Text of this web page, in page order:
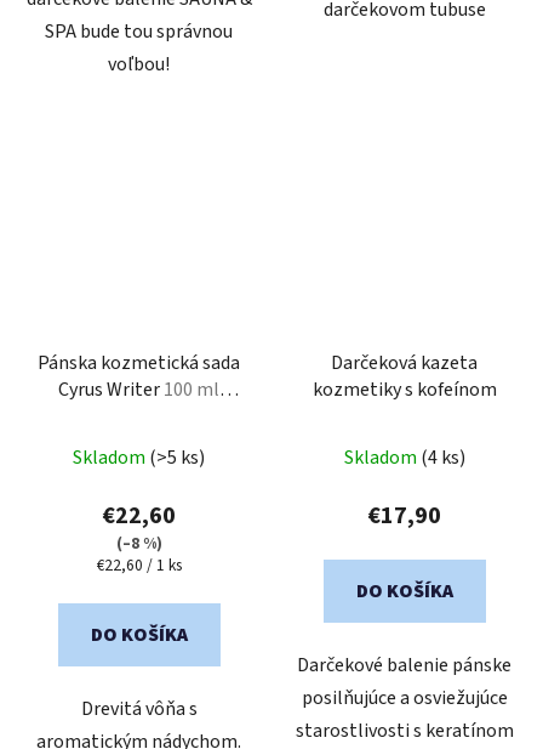
SPA bude tou správnou
voľbou!
darčekovom tubuse
Pánska kozmetická sada
Cyrus Writer100 ml
sprchovací gél
Skladom (>5 ks)
€22,60
(–8 %)
Jednotková
€22,60 / 1 ks
DO KOŠÍKA
Drevitá vôňa s
aromatickým nádychom.
Darčeková kazeta
kozmetiky s kofeínom
Skladom (4 ks)
€17,90
DO KOŠÍKA
Darčekové balenie pánske
posilňujúce a osviežujúce
starostlivosti s keratínom